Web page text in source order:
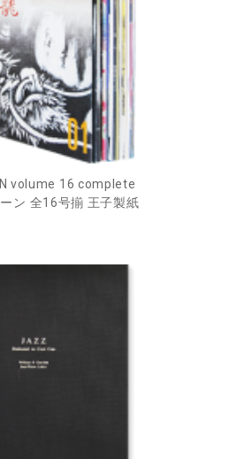
volume 16 complete
ン 全16号揃 王子製紙